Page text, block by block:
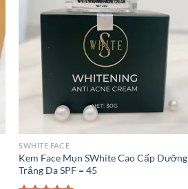
SWHITE FACE
Kem Face Mụn SWhite Cao Cấp Dưỡng
Trắng Da SPF = 45